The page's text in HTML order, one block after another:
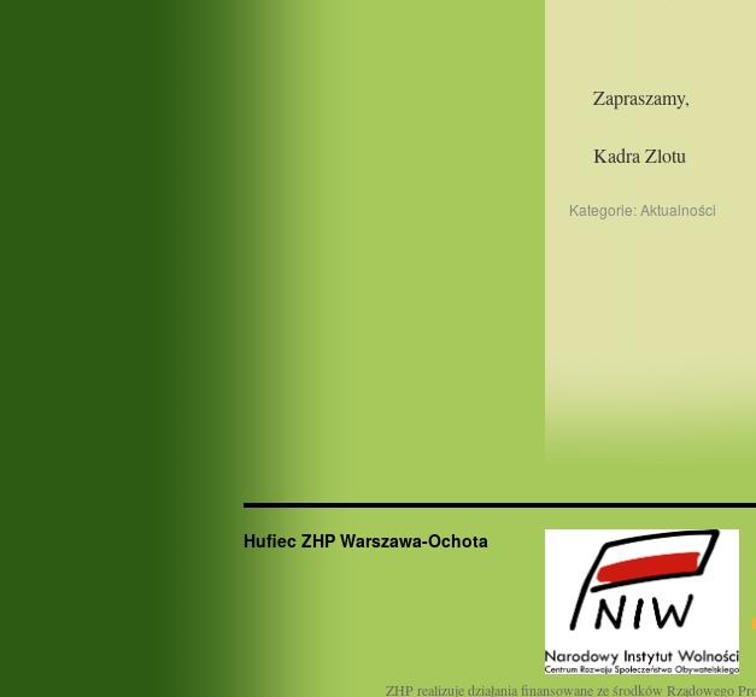
Zapraszamy,
Kadra Zlotu
Kategorie:Aktualności
Hufiec ZHP Warszawa-Ochota
ZHP realizuje działania finansowane ze środków Rządowego